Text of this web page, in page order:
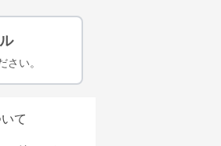
さい。
て